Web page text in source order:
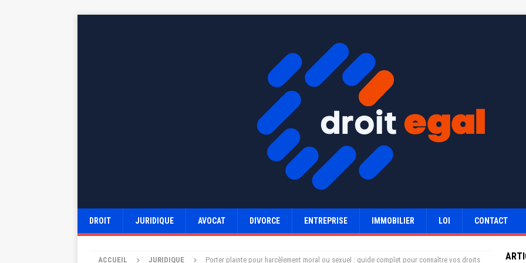
DROIT JURIDIQUE AVOCAT DIVORCE ENTREPRISE IMMOBILIER LOI CONTACT
ACCUEIL JURIDIQUE
Porter plainte pour harcèlement moral ou sexuel : guide complet pour connaître vos droits